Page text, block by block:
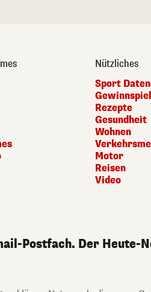
Nützliches
Sport
Rezepte
Gesundheit
Wohnen
Motor
Reisen
Video
Postfach. Der Heute-